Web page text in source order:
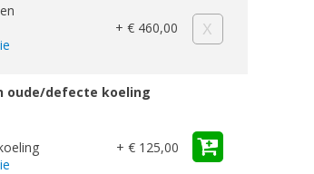
+ € 460,00
oude/defecte koeling
+ € 125,00